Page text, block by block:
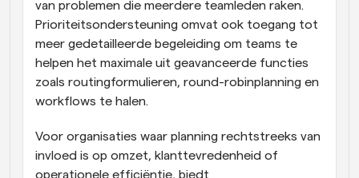
van problemen die meerdere teamleden raken.
Prioriteitsondersteuning omvat ook toegang tot
meer gedetailleerde begeleiding om teams te
helpen het maximale uit geavanceerde functies
zoals routingformulieren, round-robinplanning en
workflows te halen.
Voor organisaties waar planning rechtstreeks van
invloed is op omzet, klanttevredenheid of
operationele efficiëntie, biedt